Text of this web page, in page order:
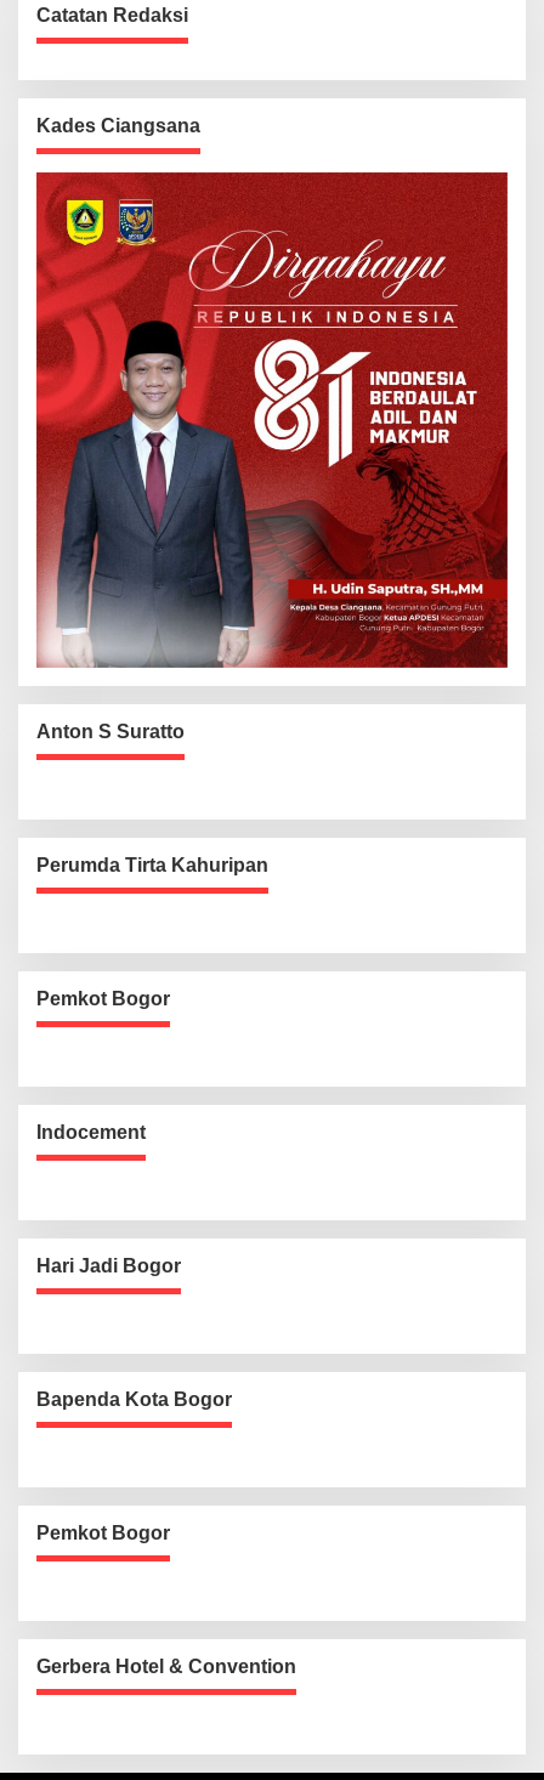
Catatan Redaksi
Kades Ciangsana
Anton S Suratto
Perumda Tirta Kahuripan
Pemkot Bogor
Indocement
Hari Jadi Bogor
Bapenda Kota Bogor
Pemkot Bogor
Gerbera Hotel & Convention